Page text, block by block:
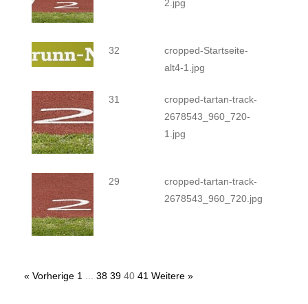
2.jpg
32
cropped-Startseite-
alt4-1.jpg
31
cropped-tartan-track-
2678543_960_720-
1.jpg
29
cropped-tartan-track-
2678543_960_720.jpg
« Vorherige 1 ... 38 39 40 41 Weitere »